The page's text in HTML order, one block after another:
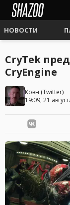
НОВОСТИ
CryTek
CryEngine
Коэн (Twitter)
19:09, 21